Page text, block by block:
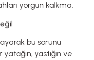
yorgun kalkma.
bu sorunu
yastığın ve